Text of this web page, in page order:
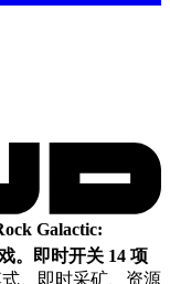
Galactic:
。
即时开关 14 项
、即时采矿、资源